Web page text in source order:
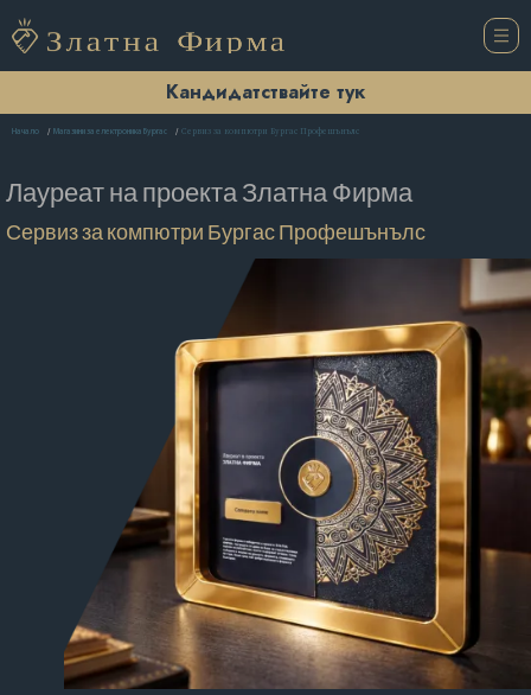
Кандидатствайте тук
Начало Магазини за електроника Бургас Сервиз за компютри Бургас Профешънълс
Лауреат на проектаЗлатна Фирма
Сервиз за компютри Бургас Профешънълс